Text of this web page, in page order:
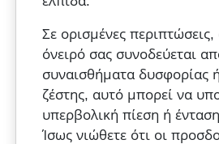
Σε ορισμένες
όνειρό σας συνοδεύεται
συναισθήματα δυσφορίας
ζέστης, αυτό μπορεί να
υπερβολική πίεση ή
Ίσως νιώθετε ότι οι